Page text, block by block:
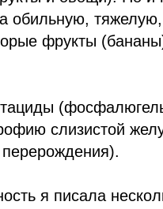
обильную,
фрукты
слизистой
я писала